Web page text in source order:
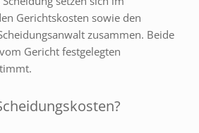
Gerichtskosten sowie den
zusammen. Beide
Gericht festgelegten